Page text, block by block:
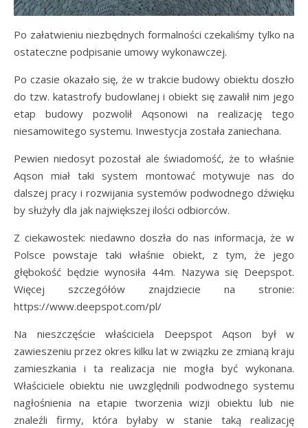
Po załatwieniu niezbędnych formalności czekaliśmy tylko na
ostateczne podpisanie umowy wykonawczej.
Po czasie okazało się, że w trakcie budowy obiektu doszło
do tzw. katastrofy budowlanej i obiekt się zawalił nim jego
etap budowy pozwolił Aqsonowi na realizację tego
niesamowitego systemu. Inwestycja została zaniechana.
Pewien niedosyt pozostał ale świadomość, że to właśnie
Aqson miał taki system montować motywuje nas do
dalszej pracy i rozwijania systemów podwodnego dźwięku
by służyły dla jak największej ilości odbiorców.
Z ciekawostek: niedawno doszła do nas informacja, że w
Polsce powstaje taki właśnie obiekt, z tym, że jego
głębokość będzie wynosiła 44m. Nazywa się Deepspot.
Więcej szczegółów znajdziecie na stronie:
https://www.deepspot.com/pl/
Na nieszczęście właściciela Deepspot Aqson był w
zawieszeniu przez okres kilku lat w związku ze zmianą kraju
zamieszkania i ta realizacja nie mogła być wykonana.
Właściciele obiektu nie uwzględnili podwodnego systemu
nagłośnienia na etapie tworzenia wizji obiektu lub nie
znaleźli firmy, która byłaby w stanie taką realizację